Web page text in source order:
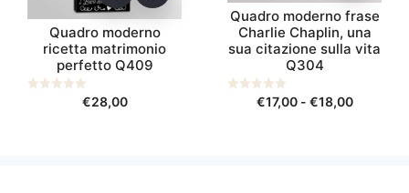
Quadro moderno
ricetta matrimonio
perfetto Q409
€28,00
Quadro moderno frase
Charlie Chaplin, una
sua citazione sulla vita
Q304
€17,00 - €18,00Fascia
essere
scelte
pagina